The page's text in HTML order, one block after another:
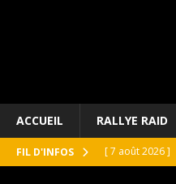
ACCUEIL RALLYE RAID
FIL D'INFOS [ 7 août 2026 ]